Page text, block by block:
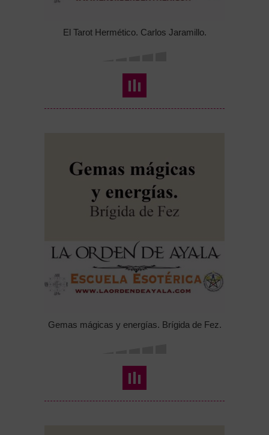
El Tarot Hermético. Carlos Jaramillo.
Gemas mágicas y energías. Brígida de Fez.